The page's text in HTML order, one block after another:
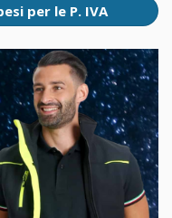
per le P. IVA